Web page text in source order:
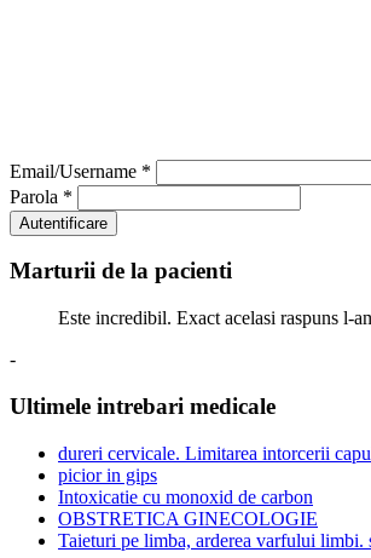
Email/Username *
Parola *
Marturii de la pacienti
Este incredibil. Exact acelasi raspuns l-
-
Ultimele intrebari medicale
dureri cervicale. Limitarea intorcerii
picior in gips
Intoxicatie cu monoxid de carbon
OBSTRETICA GINECOLOGIE
Taieturi pe limba, arderea varfului limbi.